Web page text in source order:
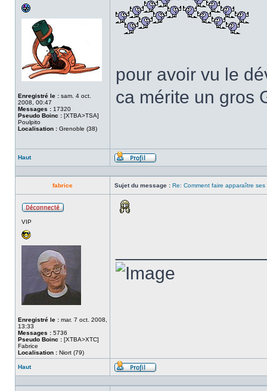
Enregistré le : sam. 4 oct.
2008, 00:47
Messages : 17320
Pseudo Boinc : [XTBA>TSA]
Poulpito
Localisation : Grenoble (38)
pour avoir vu le
ca mérite un gros
Haut
Profil
fabrice Sujet du message : Re: Comment faire apparaître ses
VIP
Enregistré le : mar. 7 oct. 2008,
13:33
Messages : 5736
Pseudo Boinc : [XTBA>XTC]
Fabrice
Localisation : Niort (79)
Haut
Profil